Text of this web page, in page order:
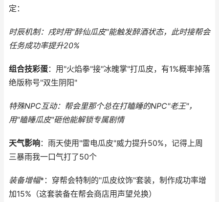
定：
时辰机制：戌时用"醉仙瓜皮"能触发醉酒状态，此时接帮会
任务成功率提升20%
组合技彩蛋：用"火焰拳"接"冰魄掌"打瓜皮，有1%概率掉落
绝版称号"双生阴阳"
特殊NPC互动：帮会里那个总在打瞌睡的NPC"老王"，
用"瞌睡瓜皮"砸他能解锁专属剧情
天气影响：雨天使用"雷电瓜皮"威力提升50%，记得上周
三暴雨我一口气打了50个
装备增幅*：穿帮会特制的"瓜皮纹饰"套装，制作成功率增
加15%（这套装备在帮会商店用声望兑换）